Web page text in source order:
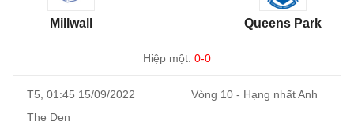
Millwall Queens Park
Hiệp một: 0-0
T5, 01:45 15/09/2022
Vòng 10 - Hạng nhất Anh
The Den